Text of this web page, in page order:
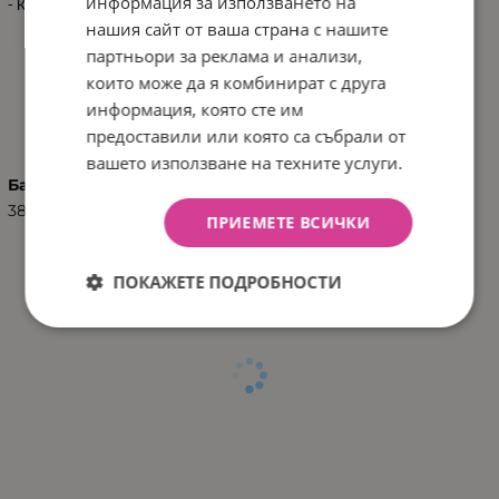
- Кашон: 53х22х50 см / 3 кг / 1 бр/кашон
ХАРАКТЕРИСТИКИ
Баркод (ISBN, UPC, др.)
3801201040065
нашия сайт от ваша страна с нашите
партньори за реклама и анализи,
които може да я комбинират с друга
информация, която сте им
предоставили или която са събрали от
вашето използване на техните услуги.
ПРИЕМЕТЕ ВСИЧКИ
ПОКАЖЕТЕ ПОДРОБНОСТИ